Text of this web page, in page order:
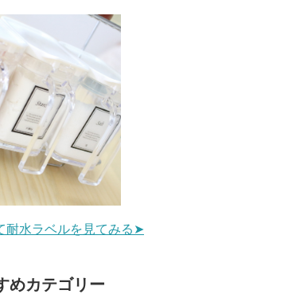
耐水ラベルを見てみる➤
めカテゴリー